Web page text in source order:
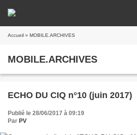
Accueil » MOBILE.ARCHIVES
MOBILE.ARCHIVES
ECHO DU CIQ n°10 (juin 2017)
Publié le 28/06/2017 à 09:19
Par PV